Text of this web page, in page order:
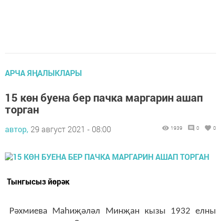
АРЧА ЯҢАЛЫКЛАРЫ
15 көн буена бер пачка маргарин ашап
торган
автор, 29 август 2021 - 08:00 1939 0 0
Тынгысыз йөрәк
Рәхмиева Маhиҗәләл Минҗан кызы 1932 елны